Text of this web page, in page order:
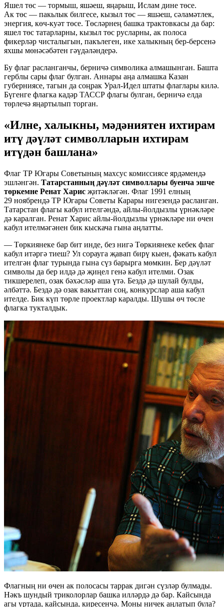
Яшел төс — тормыш, яшәеш, яңарыш, Ислам дине төсе.
Ак төс — пакьлык билгесе, кызыл төс — яшәеш, сәламәтлек,
энергия, көч-куәт төсе. Төсләрнең башка трактовкасы да бар:
яшел төс татарларны, кызыл төс русларны, ак полоса
фикерләр чисталыгын, пакълеген, ике халыкның бер-берсенә
яхшы мөнәсәбәтен гәүдәләндерә.
Бу флаг расланганчы, берничә символика алмашынган. Башта
герблы сары флаг булган. Аннары аңа алмашка Казан
губерниясе, тагын да соңрак Урал-Идел штаты флаглары килә.
Бүгенге флагка кадәр ТАССР флагы булган, берничә елда
төрлечә яңартылып торган.
«Илне, халыкны, мәдәниятен ихтирам
итү дәүләт символларын ихтирам
итүдән башлана»
Флаг ТР Югары Советының махсус комиссиясе ярдәмендә
эшләнгән. Татарстанның дәүләт символлары буенча эшче
төркемне Ренат Харис җитәкләгән. Флаг 1991 елның
29 ноябрендә ТР Югары Советы Карары нигезендә расланган.
Татарстан флагы кабул ителгәндә, айлы-йолдызлы үрнәкләре
дә каралган. Ренат Харис айлы-йолдызлы үрнәкләре ни өчен
кабул ителмәгәнен бик кыскача гына аңлатты.
— Төркиянеке бар бит инде, без нигә Төркиянеке кебек флаг
кабул итәргә тиеш? Ул сорауга җавап бирү кыен, фәкать кабул
ителгән флаг турында гына сүз барырга мөмкин. Бер дәүләт
символы да бер илдә дә җиңел генә кабул ителми. Озак
тикшерелеп, озак бәхәсләр аша үтә. Бездә дә шулай булды,
әлбәттә. Бездә дә озак вакыттан соң, конкурслар аша кабул
ителде. Бик күп төрле проектлар каралды. Шушы өч төсле
флагка тукталдык.
Флагның ни өчен ак полосасы таррак дигән сүзләр булмады.
Нәкъ шундый триколорлар башка илләрдә дә бар. Кайсында
агы уртада, кайсында, киресенчә. Моны ничек аңлатып була?